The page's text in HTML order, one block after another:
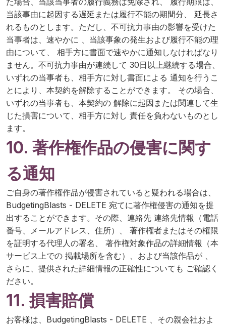
当該事由に起因する遅延または履行不能の期間分、 延長さ
れるものとします。ただし、不可抗力事由の影響を受けた
当事者は、速やかに 、当該事象の発生および履行不能の理
由について、 相手方に書面で速やかに通知しなければなり
ません。不可抗力事由が連続して 30日以上継続する場合、
いずれの当事者も、相手方に対し書面による 通知を行うこ
とにより、本契約を解除することができます。 その場合、
いずれの当事者も、本契約の 解除に起因または関連して生
じた損害について、相手方に対し 責任を負わないものとし
ます。
10. 著作権作品の侵害に関す
る通知
ご自身の著作権作品が侵害されていると疑われる場合は、
BudgetingBlasts - DELETE 宛てに著作権侵害の通知を提
出することができます。その際、連絡先 連絡先情報（電話
番号、メールアドレス、住所）、 著作権者またはその権限
を証明する代理人の署名、 著作権対象作品の詳細情報（本
サービス上での 掲載場所を含む）、および当該作品が 、
さらに、提供された詳細情報の正確性についても ご確認く
ださい。
11. 損害賠償
お客様は、BudgetingBlasts - DELETE 、その親会社およ